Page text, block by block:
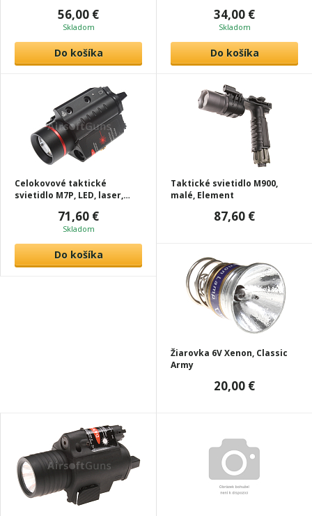
56,00 €
Skladom
Do košíka
34,00 €
Skladom
Do košíka
Celokovové taktické
svietidlo M7P, LED, laser,
71,60 €
Skladom
Do košíka
Taktické svietidlo M900,
malé, Element
87,60 €
Žiarovka 6V Xenon, Classic
Army
20,00 €